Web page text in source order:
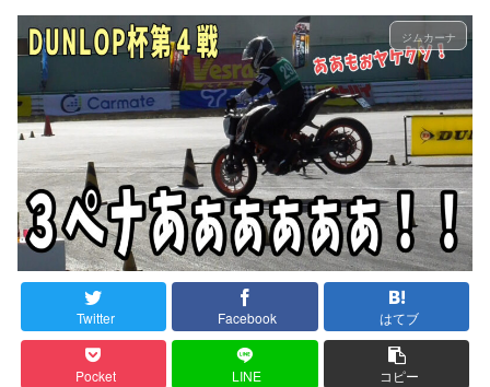
ジムカーナ
Twitter Facebook はてブ
Pocket LINE コピー